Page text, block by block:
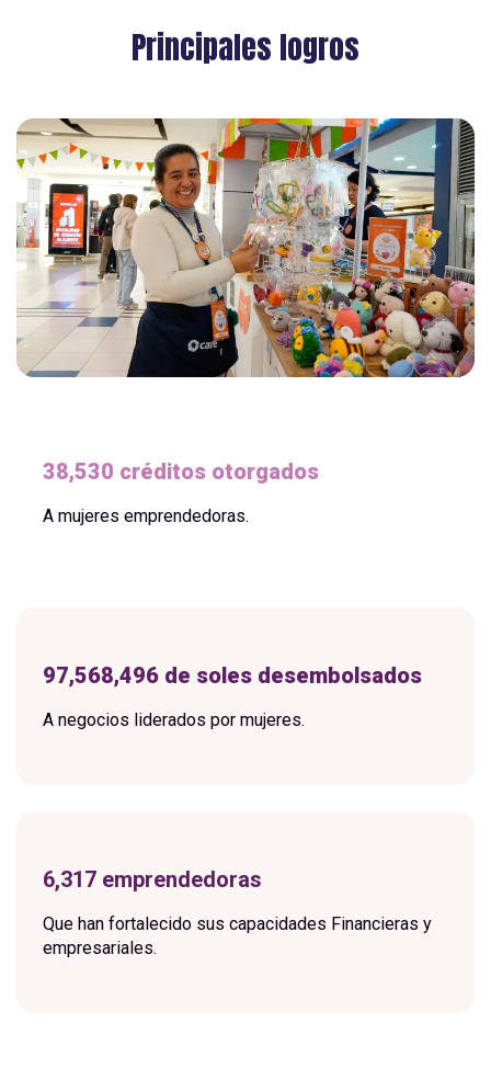
Principales logros
38,530 créditos otorgados
A mujeres emprendedoras.
97,568,496 de soles desembolsados
A negocios liderados por mujeres.
6,317 emprendedoras
Que han fortalecido sus capacidades Financieras y
empresariales.